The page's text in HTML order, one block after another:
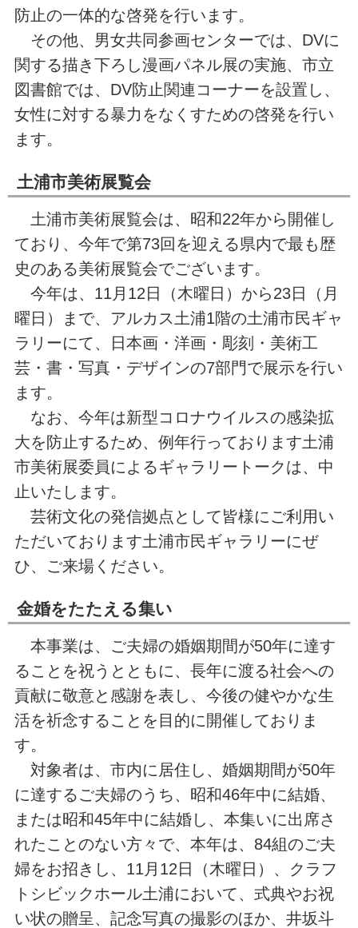
防止の一体的な啓発を行います。
その他、男女共同参画センターでは、DVに
関する描き下ろし漫画パネル展の実施、市立
図書館では、DV防止関連コーナーを設置し、
女性に対する暴力をなくすための啓発を行い
ます。
土浦市美術展覧会
土浦市美術展覧会は、昭和22年から開催し
ており、今年で第73回を迎える県内で最も歴
史のある美術展覧会でございます。
今年は、11月12日（木曜日）から23日（月
曜日）まで、アルカス土浦1階の土浦市民ギャ
ラリーにて、日本画・洋画・彫刻・美術工
芸・書・写真・デザインの7部門で展示を行い
ます。
なお、今年は新型コロナウイルスの感染拡
大を防止するため、例年行っております土浦
市美術展委員によるギャラリートークは、中
止いたします。
芸術文化の発信拠点として皆様にご利用い
ただいております土浦市民ギャラリーにぜ
ひ、ご来場ください。
金婚をたたえる集い
本事業は、ご夫婦の婚姻期間が50年に達す
ることを祝うとともに、長年に渡る社会への
貢献に敬意と感謝を表し、今後の健やかな生
活を祈念することを目的に開催しておりま
す。
対象者は、市内に居住し、婚姻期間が50年
に達するご夫婦のうち、昭和46年中に結婚、
または昭和45年中に結婚し、本集いに出席さ
れたことのない方々で、本年は、84組のご夫
婦をお招きし、11月12日（木曜日）、クラフ
トシビックホール土浦において、式典やお祝
い状の贈呈、記念写真の撮影のほか、井坂斗